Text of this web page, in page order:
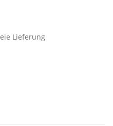
Lieferung